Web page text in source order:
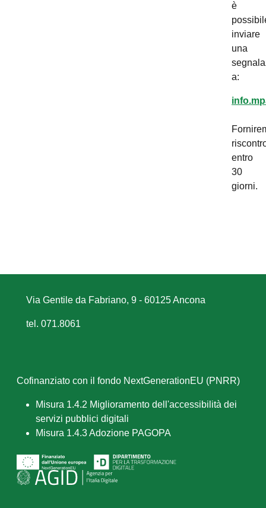
è
inviare
una
a:
entro
30
giorni.
Via Gentile da Fabriano, 9 - 60125 Ancona
tel. 071.8061
Cofinanziato con il fondo NextGenerationEU (PNRR)
Misura 1.4.2 Miglioramento dell'accessibilità dei
servizi pubblici digitali
Misura 1.4.3 Adozione PAGOPA